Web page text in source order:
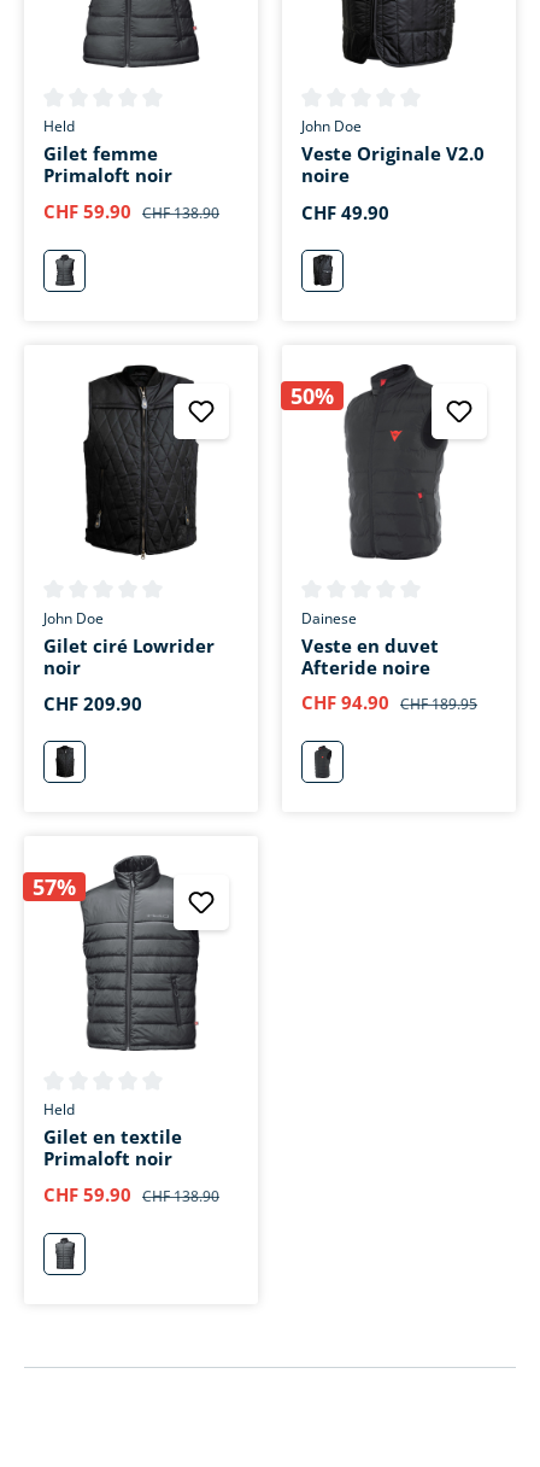
Note moyenne de 0 sur 5 étoiles
Held
Gilet femme
Primaloft noir
CHF 59.90 CHF 138.90
schwarz
Note moyenne de 0 sur 5
John Doe
Veste Originale V2.0
noire
CHF 49.90
schwarz
Note moyenne de 0 sur 5 étoiles
John Doe
Gilet ciré Lowrider
noir
CHF 209.90
schwarz
50%
Note moyenne de 0 sur 5
Dainese
Veste en duvet
Afteride noire
CHF 94.90 CHF 189.95
schwarz
57%
Note moyenne de 0 sur 5 étoiles
Held
Gilet en textile
Primaloft noir
CHF 59.90 CHF 138.90
schwarz